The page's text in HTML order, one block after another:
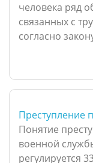
человека ряд
связанных с
согласно
Преступление
Понятие
военной
регулируется